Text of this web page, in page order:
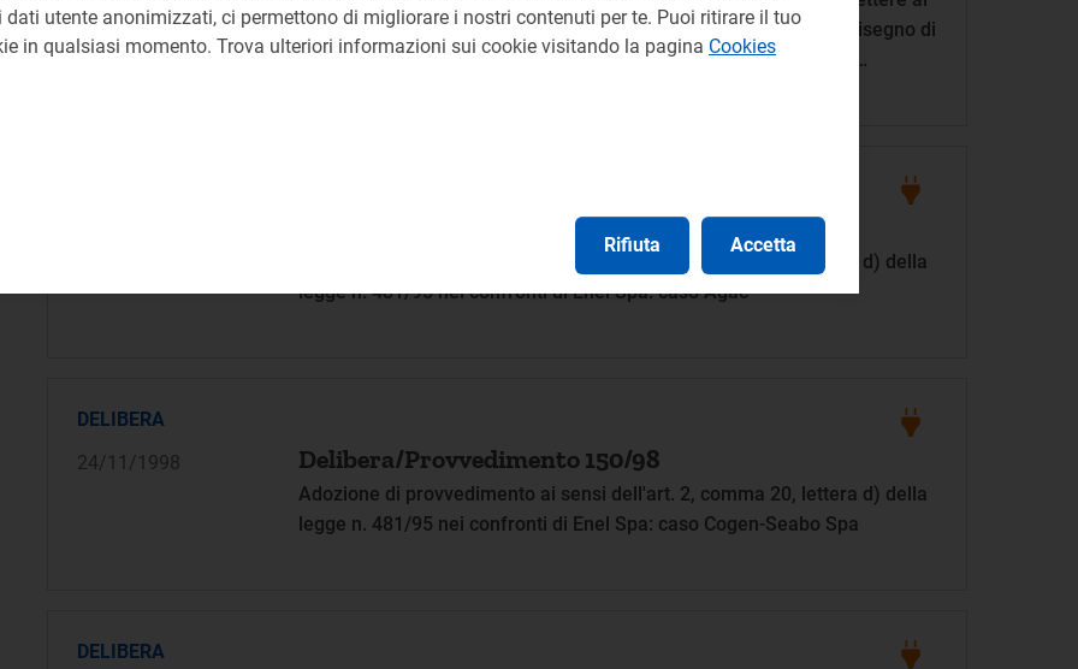
Governo e al Parlamento in merito all'art. 8, commi 13 e 14, del disegno di
legge A.S. n. 3662 concernente misure di finanza pubblica per la
Delibera/Provvedimento 151/98
Adozione di provvedimento ai sensi dell'art. 2, comma 20, lettera d) della
legge n. 481/95 nei confronti di Enel Spa: caso Agac
DELIBERA
24/11/1998
Delibera/Provvedimento 150/98
Adozione di provvedimento ai sensi dell'art. 2, comma 20, lettera d) della
legge n. 481/95 nei confronti di Enel Spa: caso Cogen-Seabo Spa
DELIBERA
utente anonimizzati, ci permettono di migliorare i nostri contenuti per te. Puoi ritirare il tuo
in qualsiasi momento. Trova ulteriori informazioni sui cookie visitando la pagina Cookies
Rifiuta Accetta